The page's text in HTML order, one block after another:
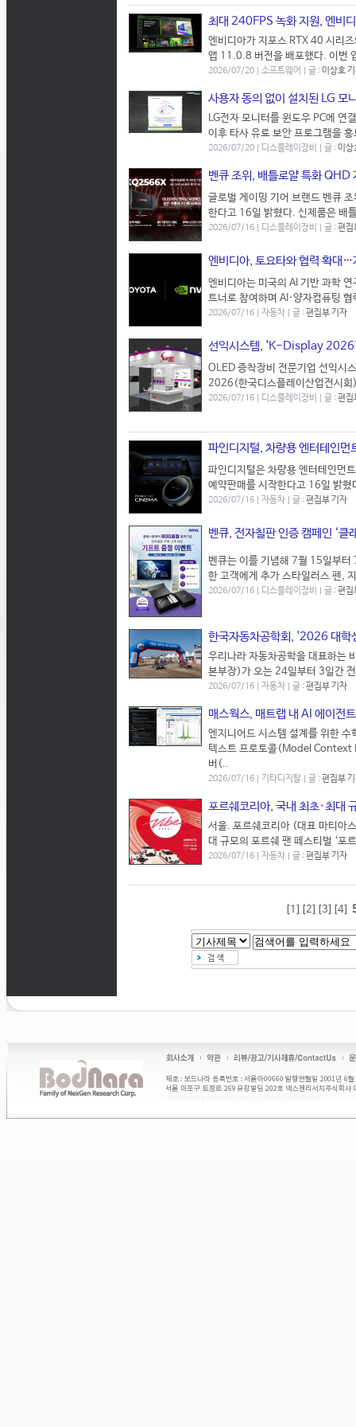
최대 240FPS 녹화 지원, 엔비
엔비디아가 지포스 RTX 40 시리
앱 11.0.8 버전을 배포했다. 이번
2026/07/20 | 소프트웨어 | 글 :이상호
사용자 동의 없이 설치된 LG 모
LG전자 모니터를 윈도우 PC에 연
이후 타사 유료 보안 프로그램을
2026/07/20 | 디스플레이장비 | 글 :이상
벤큐 조위, 배틀로얄 특화
글로벌 게이밍 기어 브랜드 벤큐
한다고 16일 밝혔다. 신제품은 배
2026/07/16 | 디스플레이장비 | 글 :편집
엔비디아, 토요타와 협력 확대…
엔비디아는 미국의 AI 기반 과학
트너로 참여하며 AI·양자컴퓨팅
2026/07/16 | 자동차 | 글 :편집부 기자
선익시스템, 'K-Display
OLED 증착장비 전문기업 선익시
2026(한국디스플레이산업전시
2026/07/16 | 디스플레이장비 | 글 :편집
파인디지털, 차량용 엔터테인먼
파인디지털은 차량용 엔터테인먼
예약판매를 시작한다고 16일 밝
2026/07/16 | 자동차 | 글 :편집부 기자
벤큐, 전자칠판 인증 캠페인 ‘
벤큐는 이를 기념해 7월 15일부터
한 고객에게 추가 스타일러스 펜,
2026/07/16 | 디스플레이장비 | 글 :편집
한국자동차공학회, '2026 대학
우리나라 자동차공학을 대표하는
본부장)가 오는 24일부터 3일간
2026/07/16 | 자동차 | 글 :편집부 기자
매스웍스, 매트랩 내 AI 에이전
엔지니어드 시스템 설계를 위한
텍스트 프로토콜(Model Context
버(..
2026/07/16 | 기타디지탈 | 글 :편집부
포르쉐코리아, 국내 최초·최대
서울. 포르쉐코리아 (대표 마티아
대 규모의 포르쉐 팬 페스티벌 ‘
2026/07/16 | 자동차 | 글 :편집부 기자
[1] [2] [3] [4]